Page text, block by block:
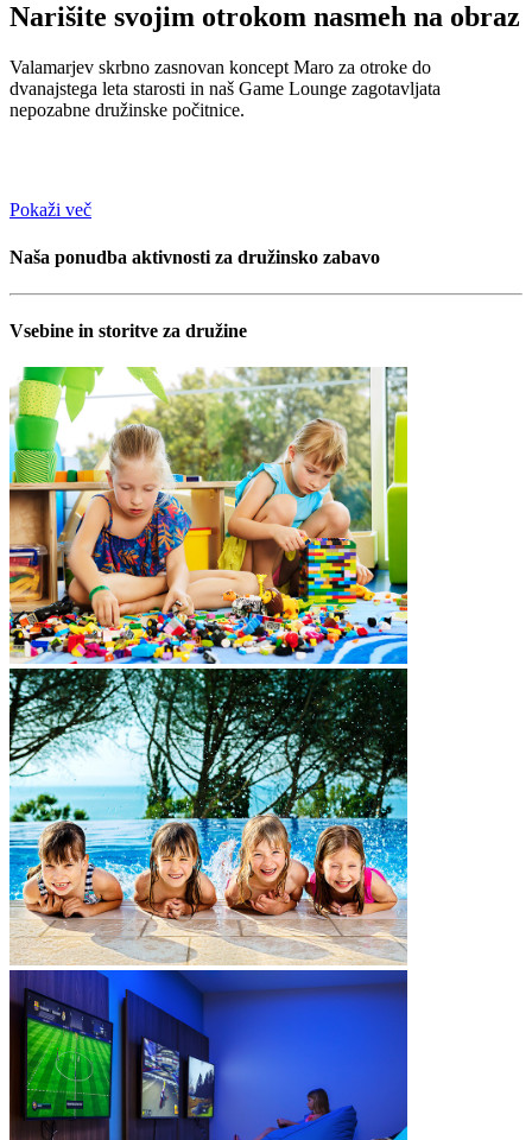
Narišite svojim otrokom nasmeh na obraz
Valamarjev skrbno zasnovan koncept Maro za otroke do
dvanajstega leta starosti in naš Game Lounge zagotavljata
nepozabne družinske počitnice.
Pokaži več
Naša ponudba aktivnosti za družinsko zabavo
Vsebine in storitve za družine